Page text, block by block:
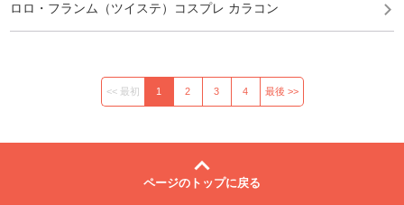
ロロ・フランム（ツイステ）コスプレ カラコン
<< 最初 1 2 3 4 最後 >>
ページのトップに戻る